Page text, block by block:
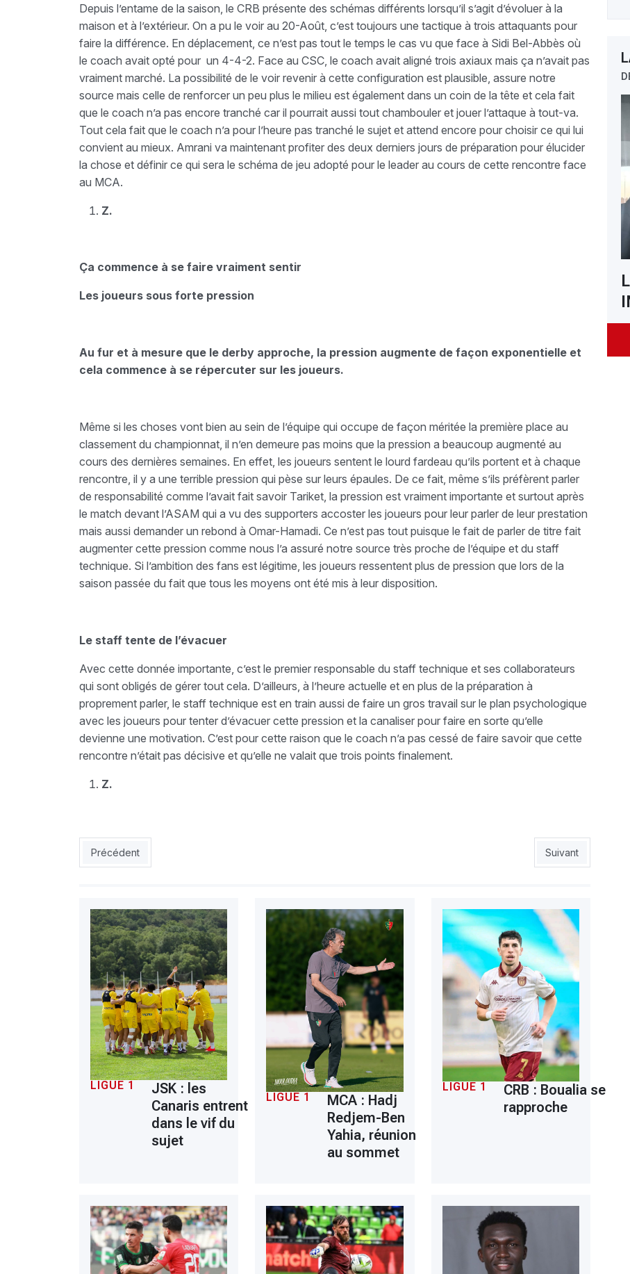
Depuis l’entame de la saison, le CRB présente des schémas différents lorsqu’il s’agit d’évoluer à la
maison et à l’extérieur. On a pu le voir au 20-Août, c’est toujours une tactique à trois attaquants pour
faire la différence. En déplacement, ce n’est pas tout le temps le cas vu que face à Sidi Bel-Abbès où
le coach avait opté pour un 4-4-2. Face au CSC, le coach avait aligné trois axiaux mais ça n’avait pas
vraiment marché. La possibilité de le voir revenir à cette configuration est plausible, assure notre
source mais celle de renforcer un peu plus le milieu est également dans un coin de la tête et cela fait
que le coach n’a pas encore tranché car il pourrait aussi tout chambouler et jouer l’attaque à tout-va.
Tout cela fait que le coach n’a pour l’heure pas tranché le sujet et attend encore pour choisir ce qui lui
convient au mieux. Amrani va maintenant profiter des deux derniers jours de préparation pour élucider
la chose et définir ce qui sera le schéma de jeu adopté pour le leader au cours de cette rencontre face
au MCA.
Z.
Ça commence à se faire vraiment sentir
Les joueurs sous forte pression
Au fur et à mesure que le derby approche, la pression augmente de façon exponentielle et
cela commence à se répercuter sur les joueurs.
Même si les choses vont bien au sein de l’équipe qui occupe de façon méritée la première place au
classement du championnat, il n’en demeure pas moins que la pression a beaucoup augmenté au
cours des dernières semaines. En effet, les joueurs sentent le lourd fardeau qu’ils portent et à chaque
rencontre, il y a une terrible pression qui pèse sur leurs épaules. De ce fait, même s’ils préfèrent parler
de responsabilité comme l’avait fait savoir Tariket, la pression est vraiment importante et surtout après
le match devant l’ASAM qui a vu des supporters accoster les joueurs pour leur parler de leur prestation
mais aussi demander un rebond à Omar-Hamadi. Ce n’est pas tout puisque le fait de parler de titre fait
augmenter cette pression comme nous l’a assuré notre source très proche de l’équipe et du staff
technique. Si l’ambition des fans est légitime, les joueurs ressentent plus de pression que lors de la
saison passée du fait que tous les moyens ont été mis à leur disposition.
Le staff tente de l’évacuer
Avec cette donnée importante, c’est le premier responsable du staff technique et ses collaborateurs
qui sont obligés de gérer tout cela. D’ailleurs, à l’heure actuelle et en plus de la préparation à
proprement parler, le staff technique est en train aussi de faire un gros travail sur le plan psychologique
avec les joueurs pour tenter d’évacuer cette pression et la canaliser pour faire en sorte qu’elle
devienne une motivation. C’est pour cette raison que le coach n’a pas cessé de faire savoir que cette
rencontre n’était pas décisive et qu’elle ne valait que trois points finalement.
Z.
Article précédent : MCA : Le Mouloudia engagera 2 attaquants étrangers
Précédent Article suivant :
Suivant
LIGUE 1
JSK : les
Canaris entrent
dans le vif du
sujet
LIGUE 1
MCA : Hadj
Redjem-Ben
Yahia, réunion
au sommet
LIGUE 1
CRB : Boualia se
rapproche